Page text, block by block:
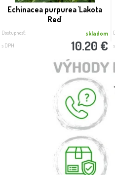
Echinacea purpurea 'Lakota
Red'
Dostupnosť: skladom
s DPH 10.20 €